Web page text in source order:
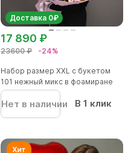
Доставка 0₽
23600 ₽ -24%
17 890 ₽
Набор размер XXL с букетом
101 нежный микс в фоамиране
Нет в наличии В 1 клик